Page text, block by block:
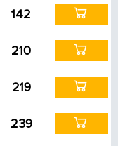
142
210
219
239